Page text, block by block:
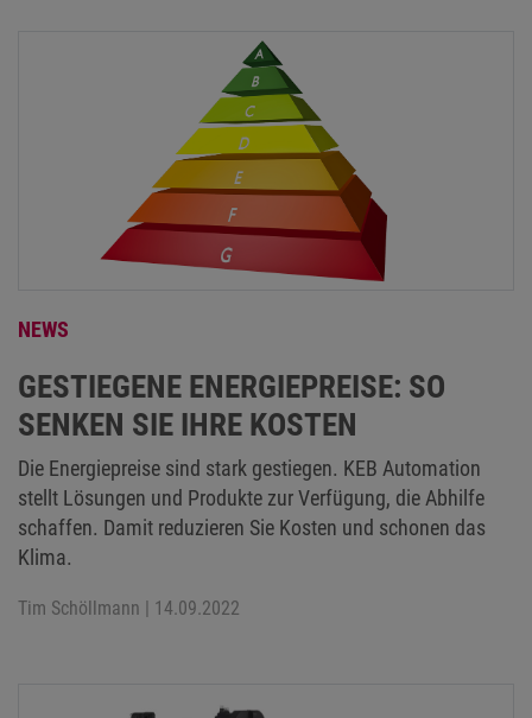
NEWS
GESTIEGENE ENERGIEPREISE: SO
SENKEN SIE IHRE KOSTEN
Die Energiepreise sind stark gestiegen. KEB Automation
stellt Lösungen und Produkte zur Verfügung, die Abhilfe
schaffen. Damit reduzieren Sie Kosten und schonen das
Klima.
Tim Schöllmann | 14.09.2022